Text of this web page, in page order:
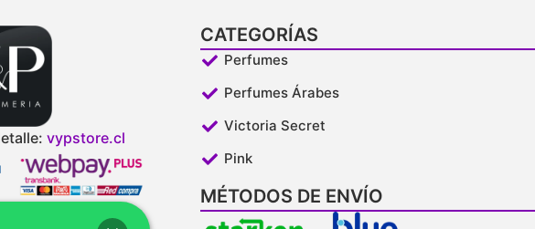
vypstore.cl
CATEGORÍAS
Perfumes
Perfumes Árabes
Victoria Secret
Pink
MÉTODOS DE ENVÍO